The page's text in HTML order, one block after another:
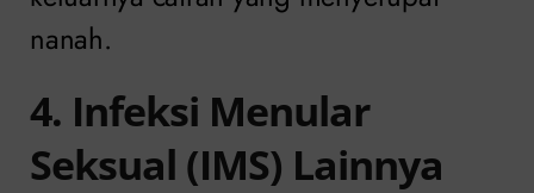
nanah.
4. Infeksi Menular
Seksual (IMS) Lainnya